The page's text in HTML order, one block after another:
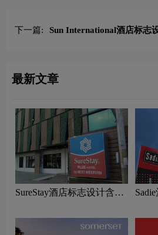
下一篇:
Sun International酒店标志
最新文章
SureStay酒店标志设计含义